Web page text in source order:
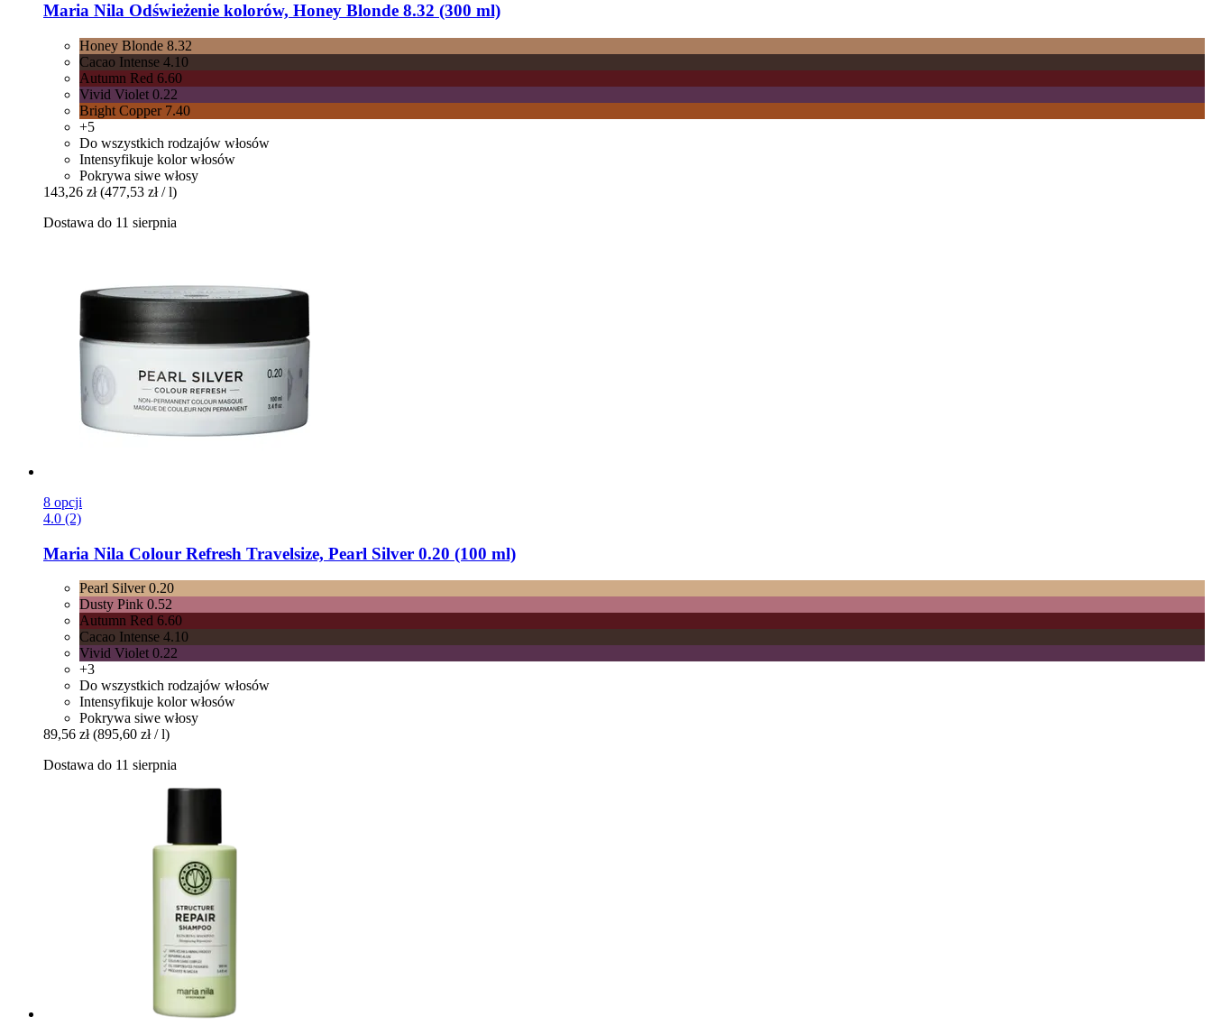
Maria Nila Odświeżenie kolorów, Honey Blonde 8.32 (300 ml)
Honey Blonde 8.32
Cacao Intense 4.10
Autumn Red 6.60
Vivid Violet 0.22
Bright Copper 7.40
+5
Do wszystkich rodzajów włosów
Intensyfikuje kolor włosów
Pokrywa siwe włosy
143,26 zł (477,53 zł / l)
Dostawa do 11 sierpnia
8 opcji
4.0 (2)
Maria Nila Colour Refresh Travelsize, Pearl Silver 0.20 (100 ml)
Pearl Silver 0.20
Dusty Pink 0.52
Autumn Red 6.60
Cacao Intense 4.10
Vivid Violet 0.22
+3
Do wszystkich rodzajów włosów
Intensyfikuje kolor włosów
Pokrywa siwe włosy
89,56 zł (895,60 zł / l)
Dostawa do 11 sierpnia